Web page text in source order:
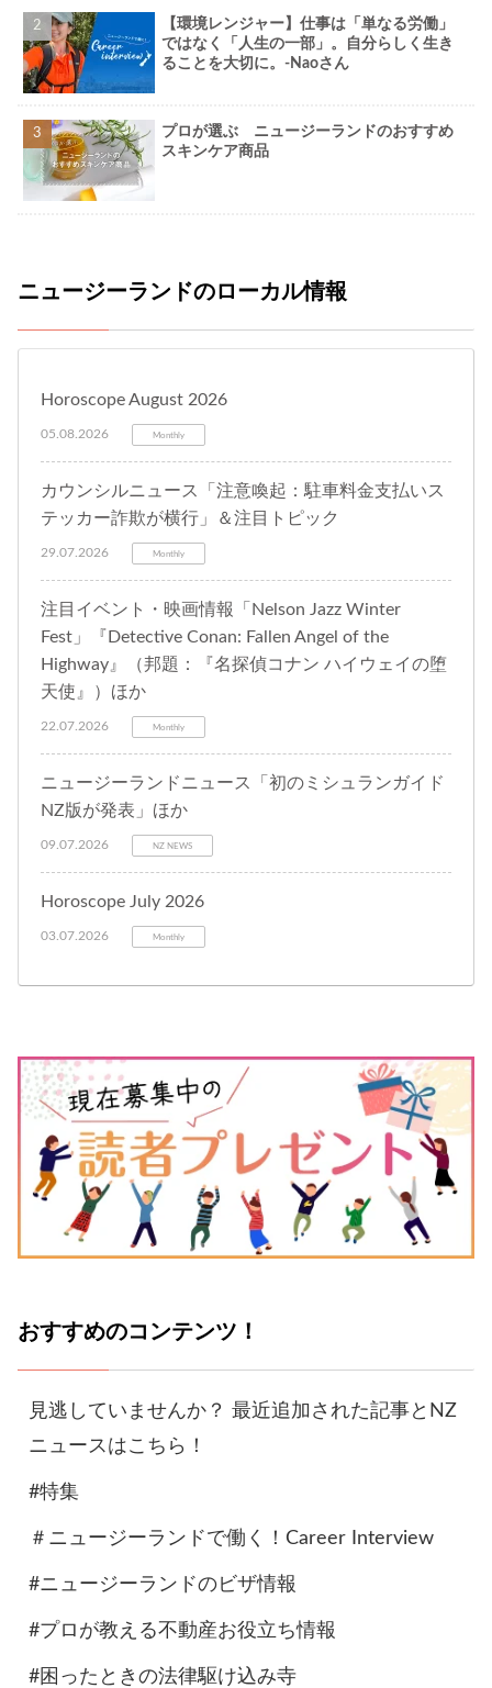
【環境レンジャー】仕事は「単なる労働」
ではなく「人生の一部」。自分らしく生き
ることを大切に。-Naoさん
プロが選ぶ ニュージーランドのおすすめ
スキンケア商品
ニュージーランドのローカル情報
Horoscope August 2026
05.08.2026 Monthly
カウンシルニュース「注意喚起：駐車料金支払いス
テッカー詐欺が横行」＆注目トピック
29.07.2026 Monthly
注目イベント・映画情報「Nelson Jazz Winter
Fest」『Detective Conan: Fallen Angel of the
Highway』（邦題：『名探偵コナン ハイウェイの堕
天使』）ほか
22.07.2026 Monthly
ニュージーランドニュース「初のミシュランガイド
NZ版が発表」ほか
09.07.2026 NZ NEWS
Horoscope July 2026
03.07.2026 Monthly
おすすめのコンテンツ！
見逃していませんか？ 最近追加された記事とNZ
ニュースはこちら！
#特集
＃ニュージーランドで働く！Career Interview
#ニュージーランドのビザ情報
#プロが教える不動産お役立ち情報
#困ったときの法律駆け込み寺